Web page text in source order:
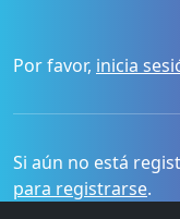
Por favor, inicia
Si aún no está
para registrarse.